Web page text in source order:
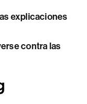
explicaciones
contra las